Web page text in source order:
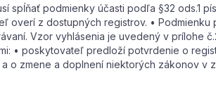
spĺňať podmienky účasti podľa §32 ods.1
overí z dostupných registrov. • Podmienku
Vzor vyhlásenia je uvedený v prílohe
• poskytovateľ predloží potvrdenie o
zmene a doplnení niektorých zákonov v